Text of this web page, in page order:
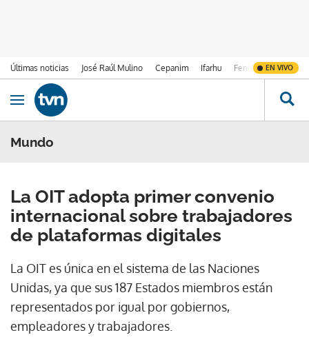
Últimas noticias José Raúl Mulino Cepanim Ifarhu Fenómeno de El
EN VIVO
Ir al contenido
Obrir navegació
Mundo
La OIT adopta primer convenio
internacional sobre trabajadores
de plataformas digitales
La OIT es única en el sistema de las Naciones
Unidas, ya que sus 187 Estados miembros están
representados por igual por gobiernos,
empleadores y trabajadores.